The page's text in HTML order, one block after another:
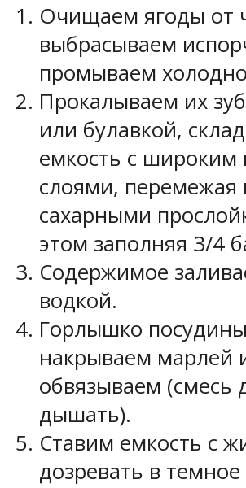
Очищаем ягоды от
выбрасываем
промываем
Прокалываем их
или булавкой,
емкость с широким
слоями, перемежая
сахарными
этом заполняя 3/4
Содержимое
водкой.
Горлышко посудины
накрываем марлей
обвязываем (смесь
дышать).
Ставим емкость с
дозревать в